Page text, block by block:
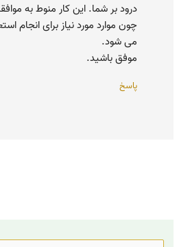
درود بر شما. این کار منوط به
چون موارد مورد نیاز برای انجام
می شود.
موفق باشید.
پاسخ